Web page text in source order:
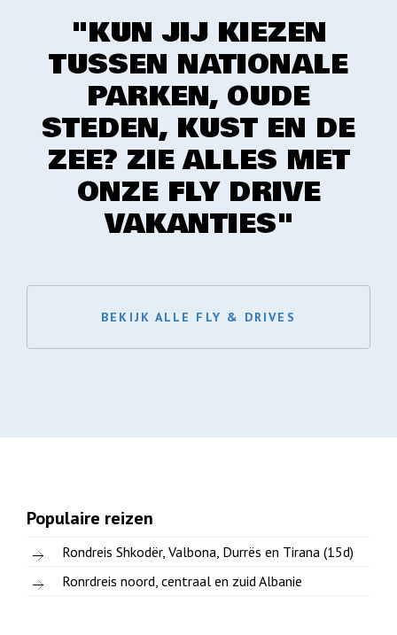
"KUN JIJ KIEZEN
TUSSEN NATIONALE
PARKEN, OUDE
STEDEN, KUST EN DE
ZEE? ZIE ALLES MET
ONZE FLY DRIVE
VAKANTIES"
BEKIJK ALLE FLY & DRIVES
Populaire reizen
Rondreis Shkodër, Valbona, Durrës en Tirana (15d)
Ronrdreis noord, centraal en zuid Albanie